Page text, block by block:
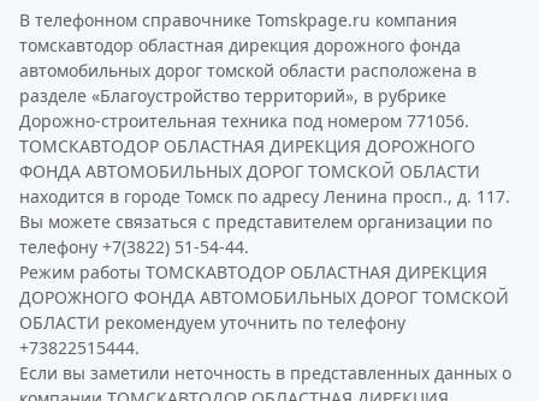
В телефонном справочнике Tomskpage.ru компания
томскавтодор областная дирекция дорожного фонда
автомобильных дорог томской области расположена в
разделе «Благоустройство территорий», в рубрике
Дорожно-строительная техника под номером 771056.
ТОМСКАВТОДОР ОБЛАСТНАЯ ДИРЕКЦИЯ ДОРОЖНОГО
ФОНДА АВТОМОБИЛЬНЫХ ДОРОГ ТОМСКОЙ ОБЛАСТИ
находится в городе Томск по адресу Ленина просп., д. 117.
Вы можете связаться с представителем организации по
телефону +7(3822) 51-54-44.
Режим работы ТОМСКАВТОДОР ОБЛАСТНАЯ ДИРЕКЦИЯ
ДОРОЖНОГО ФОНДА АВТОМОБИЛЬНЫХ ДОРОГ ТОМСКОЙ
ОБЛАСТИ рекомендуем уточнить по телефону
+73822515444.
Если вы заметили неточность в представленных данных о